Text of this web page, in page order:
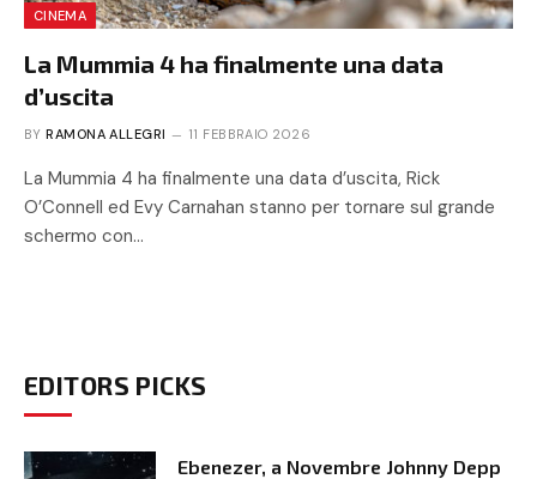
CINEMA
La Mummia 4 ha finalmente una data
d’uscita
BY RAMONA ALLEGRI 11 FEBBRAIO 2026
La Mummia 4 ha finalmente una data d’uscita, Rick
O’Connell ed Evy Carnahan stanno per tornare sul grande
schermo con…
EDITORS PICKS
Ebenezer, a Novembre Johnny Depp